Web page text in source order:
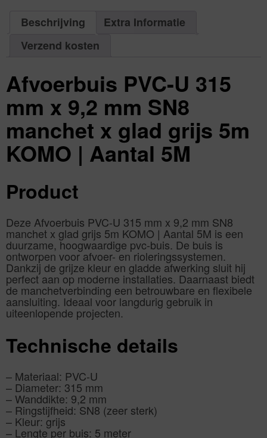
manchet
KOMO
Aantal
5
aantal
Beschrijving
Extra Informatie
Verzend kosten
Afvoerbuis PVC-U 315
mm x 9,2 mm SN8
manchet x glad grijs 5m
KOMO | Aantal 5M
Product
Deze Afvoerbuis PVC-U 315 mm x 9,2 mm SN8
manchet x glad grijs 5m KOMO | Aantal 5M is een
duurzame, hoogwaardige pvc-buis. De buis is
ontworpen voor afvoer- en rioleringssystemen.
Dankzij de grijze kleur en gladde afwerking sluit hij
perfect aan op moderne installaties. Daarnaast biedt
de manchetverbinding een betrouwbare en flexibele
aansluiting. Ideaal voor langdurig gebruik in
uiteenlopende projecten.
Technische details
– Materiaal: PVC-U
– Diameter: 315 mm
– Wanddikte: 9,2 mm
– Ringstijfheid: SN8 (zeer sterk)
– Kleur: grijs
– Lengte per buis: 5 meter